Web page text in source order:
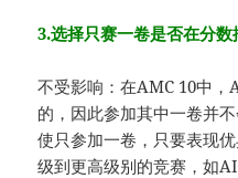
3.选择只赛一卷是否在分数
不受影响：在AMC 10中，
的，因此参加其中一卷并
使只参加一卷，只要表现
级到更高级别的竞赛，如